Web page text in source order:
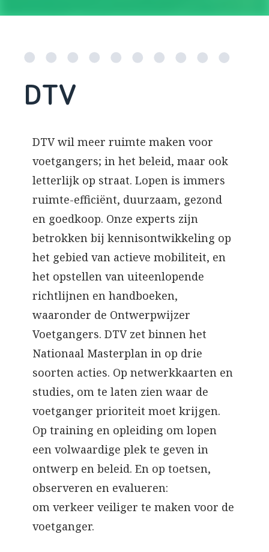
DTV
DTV wil meer ruimte maken voor
voetgangers; in het beleid, maar ook
letterlijk op straat. Lopen is immers
ruimte-efficiënt, duurzaam, gezond
en goedkoop. Onze experts zijn
betrokken bij kennisontwikkeling op
het gebied van actieve mobiliteit, en
het opstellen van uiteenlopende
richtlijnen en handboeken,
waaronder de Ontwerpwijzer
Voetgangers. DTV zet binnen het
Nationaal Masterplan in op drie
soorten acties. Op netwerkkaarten en
studies, om te laten zien waar de
voetganger prioriteit moet krijgen.
Op training en opleiding om lopen
een volwaardige plek te geven in
ontwerp en beleid. En op toetsen,
observeren en evalueren:
om verkeer veiliger te maken voor de
voetganger.